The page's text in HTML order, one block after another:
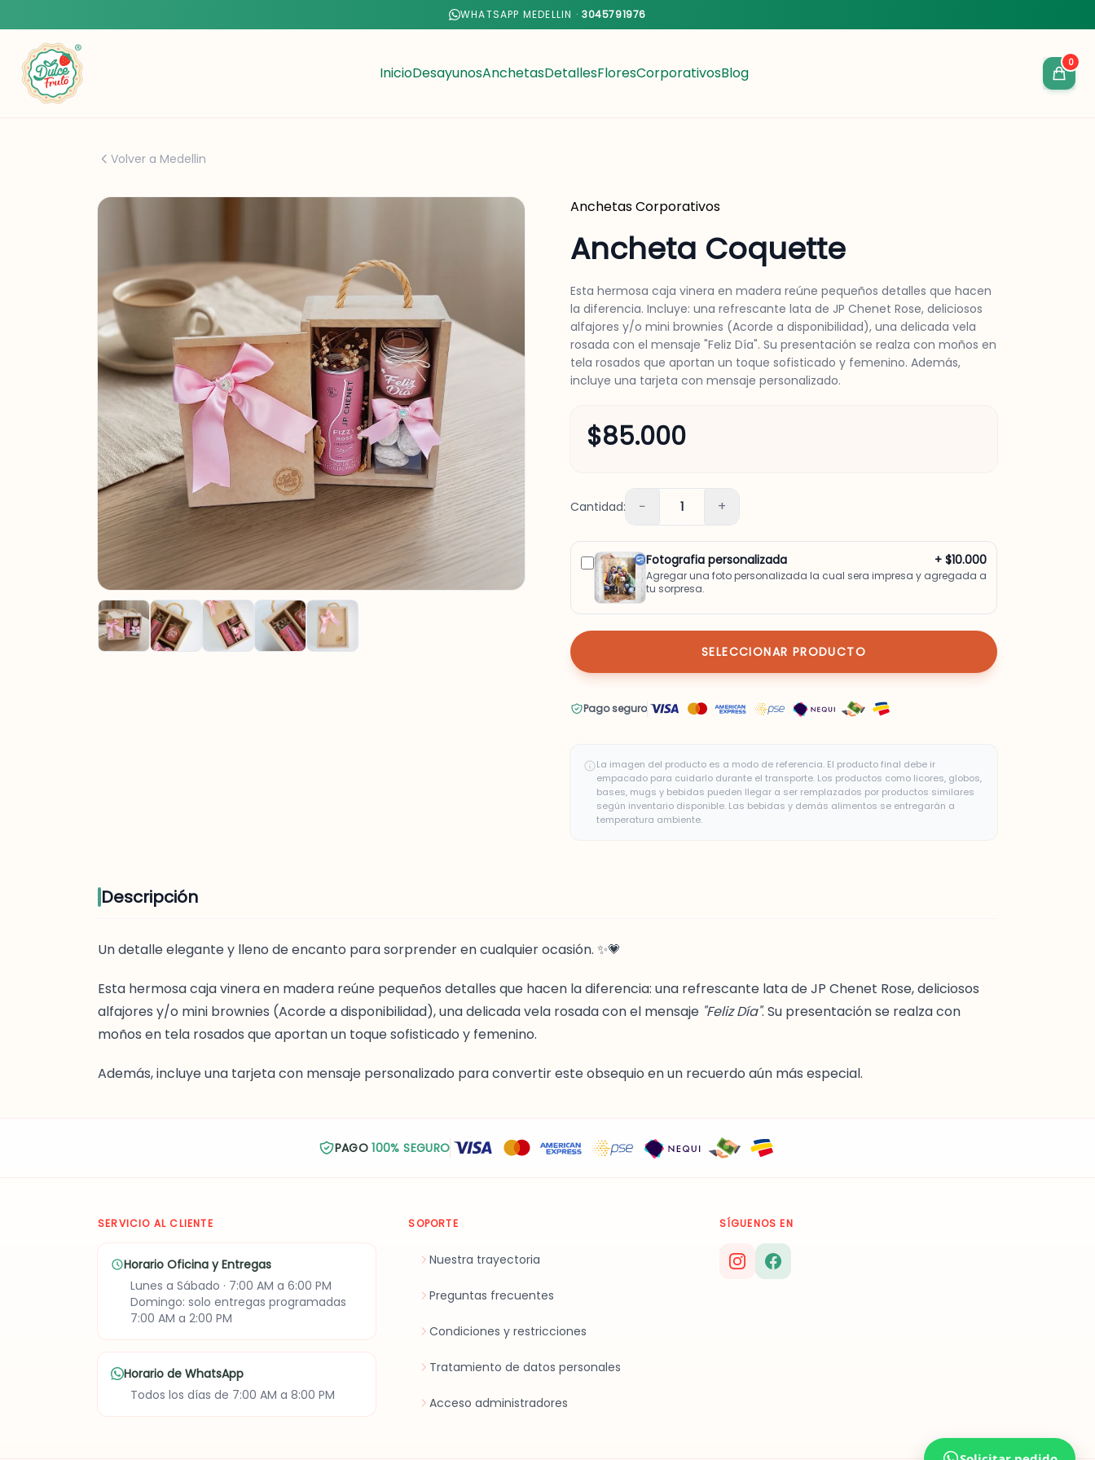
WHATSAPP MEDELLIN · 3045791976
InicioDesayunosAnchetasDetallesFloresCorporativosBlog
0
Volver a Medellin
AnchetasCorporativos
Ancheta Coquette
Esta hermosa caja vinera en madera reúne pequeños detalles que hacen
la diferencia. Incluye: una refrescante lata de JP Chenet Rose, deliciosos
alfajores y/o mini brownies (Acorde a disponibilidad), una delicada vela
rosada con el mensaje "Feliz Día". Su presentación se realza con moños en
tela rosados que aportan un toque sofisticado y femenino. Además,
incluye una tarjeta con mensaje personalizado.
$85.000
Cantidad: − 1 +
Fotografia personalizada + $10.000
Agregar una foto personalizada la cual sera impresa y agregada a
tu sorpresa.
SELECCIONAR PRODUCTO
Pago seguro
La imagen del producto es a modo de referencia. El producto final debe ir
empacado para cuidarlo durante el transporte. Los productos como licores, globos,
bases, mugs y bebidas pueden llegar a ser remplazados por productos similares
según inventario disponible. Las bebidas y demás alimentos se entregarán a
temperatura ambiente.
Descripción
Un detalle elegante y lleno de encanto para sorprender en cualquier ocasión. ✨💗
Esta hermosa caja vinera en madera reúne pequeños detalles que hacen la diferencia: una refrescante lata de JP Chenet Rose, deliciosos
alfajores y/o mini brownies (Acorde a disponibilidad), una delicada vela rosada con el mensaje "Feliz Día". Su presentación se realza con
moños en tela rosados que aportan un toque sofisticado y femenino.
Además, incluye una tarjeta con mensaje personalizado para convertir este obsequio en un recuerdo aún más especial.
PAGO100% SEGURO
SERVICIO AL CLIENTE
Horario Oficina y Entregas
Lunes a Sábado · 7:00 AM a 6:00 PM
Domingo: solo entregas programadas
7:00 AM a 2:00 PM
Horario de WhatsApp
Todos los días de 7:00 AM a 8:00 PM
SOPORTE
Nuestra trayectoria
Preguntas frecuentes
Condiciones y restricciones
Tratamiento de datos personales
Acceso administradores
SÍGUENOS EN